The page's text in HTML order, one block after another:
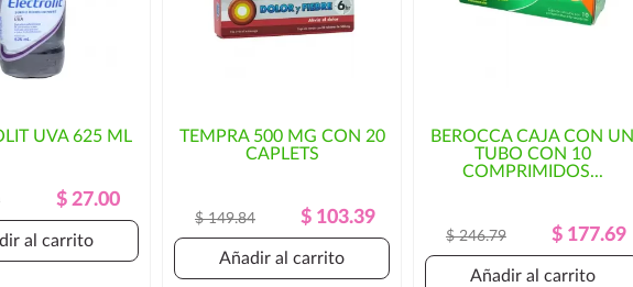
UVA 625 ML
Precio
Regular
Precio$ 27.00
al carrito
TEMPRA 500 MG CON 20
CAPLETS
Precio
Regular
$ 149.84 Precio
$ 103.39
Añadir al carrito
BEROCCA CAJA CON UN
TUBO CON 10
COMPRIMIDOS...
Precio
Regular
$ 246.79 Precio
$ 177.69
Añadir al carrito